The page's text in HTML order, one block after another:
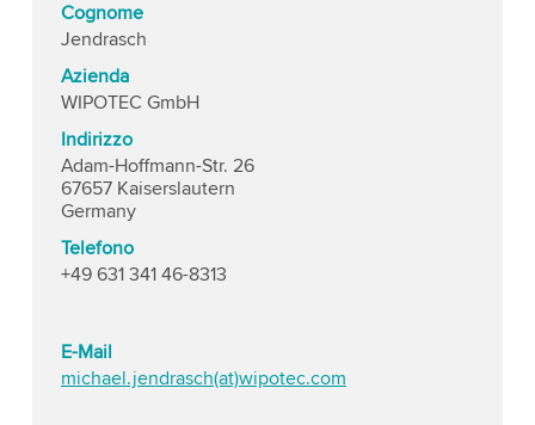
Cognome
Jendrasch
Azienda
WIPOTEC GmbH
Indirizzo
Adam-Hoffmann-Str. 26
67657 Kaiserslautern
Germany
Telefono
+49 631 341 46-8313
E-Mail
michael.jendrasch(at)wipotec.com